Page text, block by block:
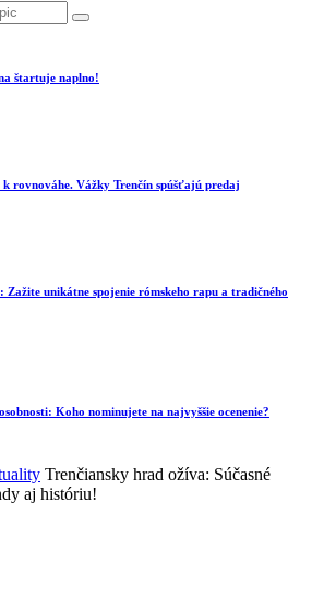
štartuje naplno!
rovnováhe. Vážky Trenčín spúšťajú predaj
Zažite unikátne spojenie rómskeho rapu a tradičného
Koho nominujete na najvyššie ocenenie?
Trenčiansky hrad ožíva: Súčasné
aj históriu!